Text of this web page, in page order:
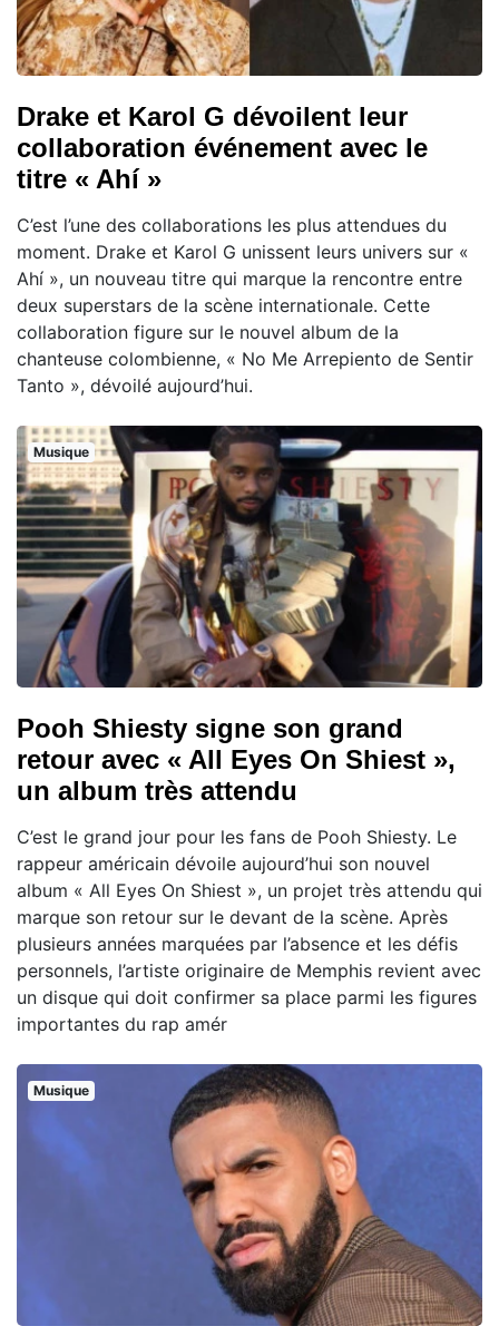
Drake et Karol G dévoilent leur
collaboration événement avec le
titre « Ahí »
C’est l’une des collaborations les plus attendues du
moment. Drake et Karol G unissent leurs univers sur «
Ahí », un nouveau titre qui marque la rencontre entre
deux superstars de la scène internationale. Cette
collaboration figure sur le nouvel album de la
chanteuse colombienne, « No Me Arrepiento de Sentir
Tanto », dévoilé aujourd’hui.
Musique
Pooh Shiesty signe son grand
retour avec « All Eyes On Shiest »,
un album très attendu
C’est le grand jour pour les fans de Pooh Shiesty. Le
rappeur américain dévoile aujourd’hui son nouvel
album « All Eyes On Shiest », un projet très attendu qui
marque son retour sur le devant de la scène. Après
plusieurs années marquées par l’absence et les défis
personnels, l’artiste originaire de Memphis revient avec
un disque qui doit confirmer sa place parmi les figures
importantes du rap amér
Musique